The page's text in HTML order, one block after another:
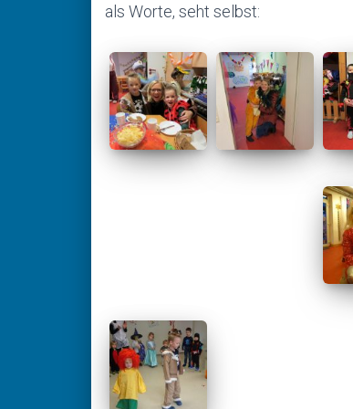
als Worte, seht selbst: